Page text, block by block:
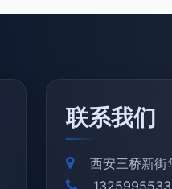
联系我们
西安三桥新